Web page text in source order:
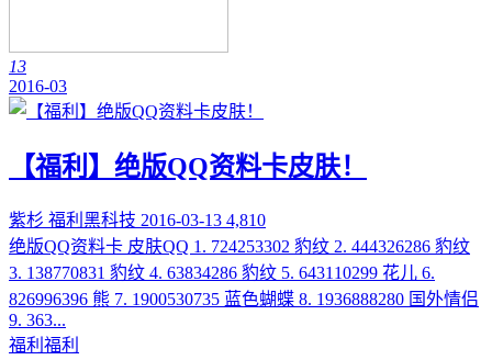
13
2016-03
【福利】绝版QQ资料卡皮肤！
紫杉 福利黑科技 2016-03-13 4,810
绝版QQ资料卡 皮肤QQ 1. 724253302 豹纹 2. 444326286 豹纹
3. 138770831 豹纹 4. 63834286 豹纹 5. 643110299 花儿 6.
826996396 熊 7. 1900530735 蓝色蝴蝶 8. 1936888280 国外情侣
9. 363...
福利 福利